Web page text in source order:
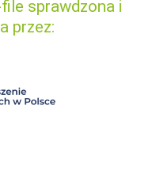
sprawdzona i
przez: